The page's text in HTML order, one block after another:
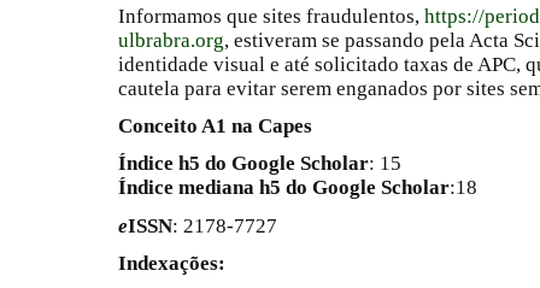
Informamos que sites fraudulentos, https://
ulbrabra.org, estiveram se passando pela Acta
identidade visual e até solicitado taxas de APC,
cautela para evitar serem enganados por sites
Conceito A1 na Capes
Índice h5 do Google Scholar: 15
Índice mediana h5 do Google Scholar:18
eISSN: 2178-7727
Indexações: